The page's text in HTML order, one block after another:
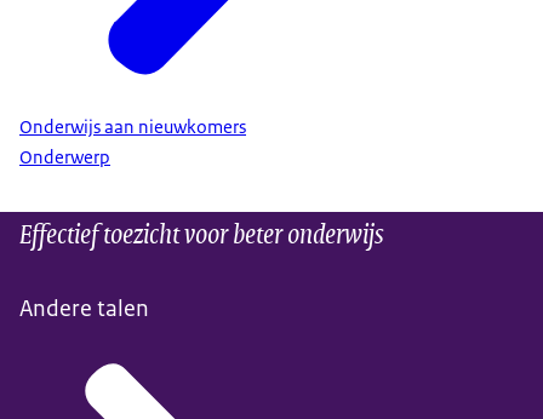
Onderwijs aan nieuwkomers
Onderwerp
Effectief toezicht voor beter onderwijs
Andere talen